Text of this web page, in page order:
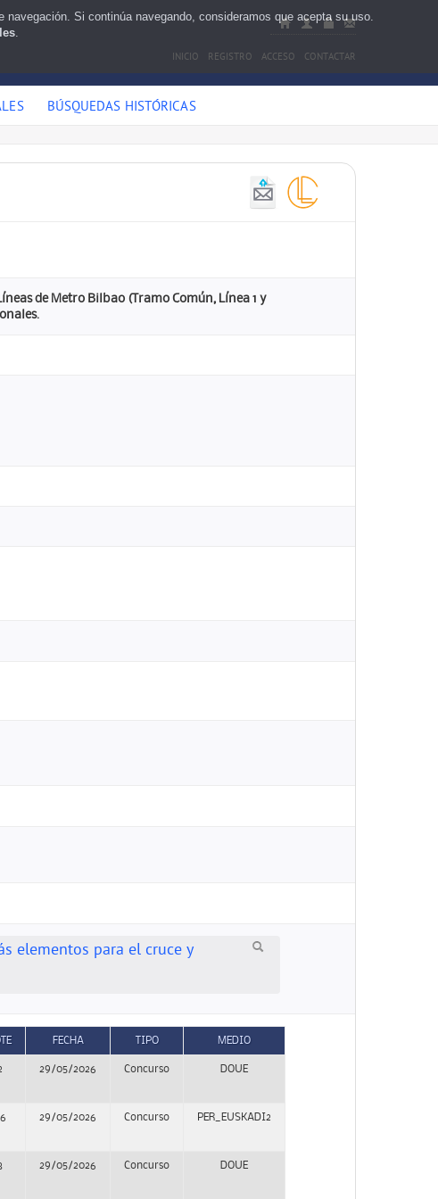
INICIO REGISTRO ACCESO CONTACTAR
BÚSQUEDAS HISTÓRICAS
de Metro Bilbao (Tramo Común, Línea 1 y
elementos para el cruce y
FECHA TIPO MEDIO
29/05/2026 Concurso DOUE
29/05/2026 Concurso PER_EUSKADI2
29/05/2026 Concurso DOUE
Si continúa navegando, consideramos que acepta su uso.
.